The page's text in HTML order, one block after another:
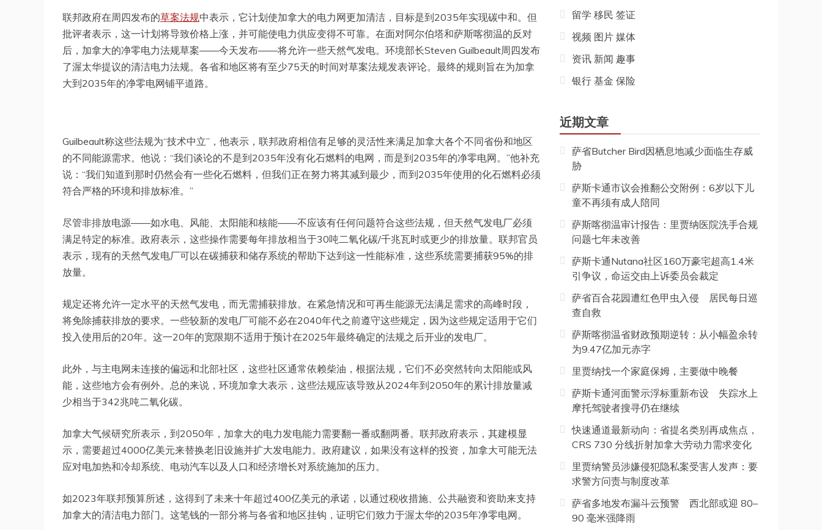
联邦政府在周四发布的草案法规中表示，它计划使加拿大的电力网更加清洁，目标是到2035年实现碳中和。但
批评者表示，这一计划将导致价格上涨，并可能使电力供应变得不可靠。在面对阿尔伯塔和萨斯喀彻温的反对
后，加拿大的净零电力法规草案——今天发布——将允许一些天然气发电。环境部长Steven Guilbeault周四发布
了渥太华提议的清洁电力法规。各省和地区将有至少75天的时间对草案法规发表评论。最终的规则旨在为加拿
大到2035年的净零电网铺平道路。
Guilbeault称这些法规为“技术中立”，他表示，联邦政府相信有足够的灵活性来满足加拿大各个不同省份和地区
的不同能源需求。他说：“我们谈论的不是到2035年没有化石燃料的电网，而是到2035年的净零电网。”他补充
说：“我们知道到那时仍然会有一些化石燃料，但我们正在努力将其减到最少，而到2035年使用的化石燃料必须
符合严格的环境和排放标准。”
尽管非排放电源——如水电、风能、太阳能和核能——不应该有任何问题符合这些法规，但天然气发电厂必须
满足特定的标准。政府表示，这些操作需要每年排放相当于30吨二氧化碳/千兆瓦时或更少的排放量。联邦官员
表示，现有的天然气发电厂可以在碳捕获和储存系统的帮助下达到这一性能标准，这些系统需要捕获95%的排
放量。
规定还将允许一定水平的天然气发电，而无需捕获排放。在紧急情况和可再生能源无法满足需求的高峰时段，
将免除捕获排放的要求。一些较新的发电厂可能不必在2040年代之前遵守这些规定，因为这些规定适用于它们
投入使用后的20年。这一20年的宽限期不适用于预计在2025年最终确定的法规之后开业的发电厂。
此外，与主电网未连接的偏远和北部社区，这些社区通常依赖柴油，根据法规，它们不必突然转向太阳能或风
能，这些地方会有例外。总的来说，环境加拿大表示，这些法规应该导致从2024年到2050年的累计排放量减
少相当于342兆吨二氧化碳。
加拿大气候研究所表示，到2050年，加拿大的电力发电能力需要翻一番或翻两番。联邦政府表示，其建模显
示，需要超过4000亿美元来替换老旧设施并扩大发电能力。政府建议，如果没有这样的投资，加拿大可能无法
应对电加热和冷却系统、电动汽车以及人口和经济增长对系统施加的压力。
如2023年联邦预算所述，这得到了未来十年超过400亿美元的承诺，以通过税收措施、公共融资和资助来支持
加拿大的清洁电力部门。这笔钱的一部分将与各省和地区挂钩，证明它们致力于渥太华的2035年净零电网。
留学 移民 签证
视频 图片 媒体
资讯 新闻 趣事
银行 基金 保险
近期文章
萨省Butcher Bird因栖息地减少面临生存威
胁
萨斯卡通市议会推翻公交附例：6岁以下儿
童不再须有成人陪同
萨斯喀彻温审计报告：里贾纳医院洗手合规
问题七年未改善
萨斯卡通Nutana社区160万豪宅超高1.4米
引争议，命运交由上诉委员会裁定
萨省百合花园遭红色甲虫入侵 居民每日巡
查自救
萨斯喀彻温省财政预期逆转：从小幅盈余转
为9.47亿加元赤字
里贾纳找一个家庭保姆，主要做中晚餐
萨斯卡通河面警示浮标重新布设 失踪水上
摩托驾驶者搜寻仍在继续
快速通道最新动向：省提名类别再成焦点，
CRS 730 分线折射加拿大劳动力需求变化
里贾纳警员涉嫌侵犯隐私案受害人发声：要
求警方问责与制度改革
萨省多地发布漏斗云预警 西北部或迎 80–
90 毫米强降雨